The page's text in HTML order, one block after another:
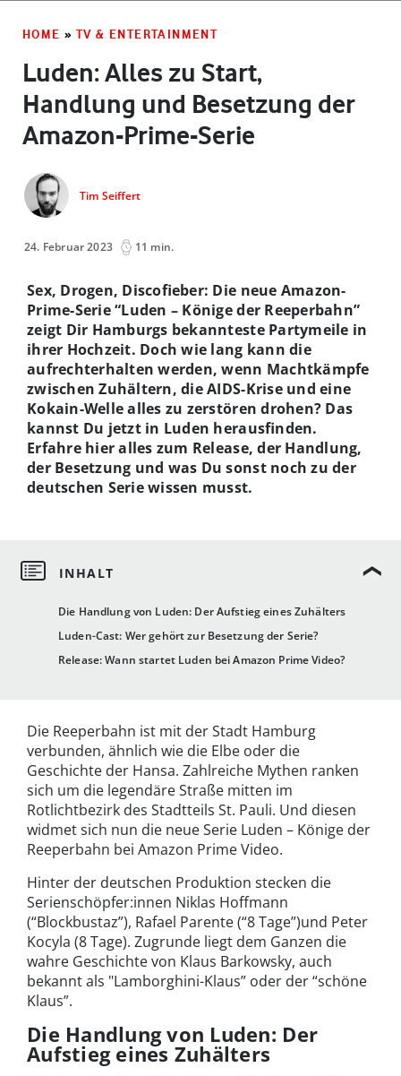
HOME » TV & ENTERTAINMENT
Luden: Alles zu Start,
Handlung und Besetzung der
Amazon-Prime-Serie
Tim Seiffert
24. Februar 2023 11 min.
Die Handlung von Luden: Der Aufstieg eines Zuhälters
Luden-Cast: Wer gehört zur Besetzung der Serie?
Release: Wann startet Luden bei Amazon Prime Video?
Sex, Drogen, Discofieber: Die neue Amazon-
Prime-Serie “Luden – Könige der Reeperbahn”
zeigt Dir Hamburgs bekannteste Partymeile in
ihrer Hochzeit. Doch wie lang kann die
aufrechterhalten werden, wenn Machtkämpfe
zwischen Zuhältern, die AIDS-Krise und eine
Kokain-Welle alles zu zerstören drohen? Das
kannst Du jetzt in Luden herausfinden.
Erfahre hier alles zum Release, der Handlung,
der Besetzung und was Du sonst noch zu der
deutschen Serie wissen musst.
Die Reeperbahn ist mit der Stadt Hamburg
verbunden, ähnlich wie die Elbe oder die
Geschichte der Hansa. Zahlreiche Mythen ranken
sich um die legendäre Straße mitten im
Rotlichtbezirk des Stadtteils St. Pauli. Und diesen
widmet sich nun die neue Serie Luden – Könige der
Reeperbahn bei Amazon Prime Video.
Hinter der deutschen Produktion stecken die
Serienschöpfer:innen Niklas Hoffmann
(“Blockbustaz”), Rafael Parente (“8 Tage”)und Peter
Kocyla (8 Tage). Zugrunde liegt dem Ganzen die
wahre Geschichte von Klaus Barkowsky, auch
bekannt als "Lamborghini-Klaus” oder der “schöne
Klaus”.
Die Handlung von Luden: Der
Aufstieg eines Zuhälters